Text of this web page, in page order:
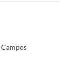
Campos